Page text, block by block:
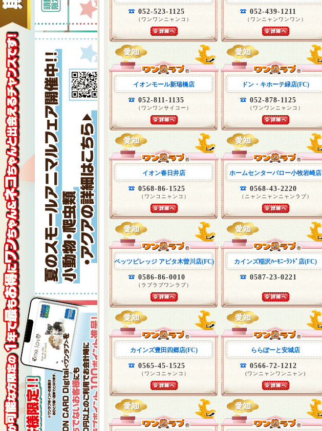
052-523-1125
（ワンワンニャンコ）
052-439-1211
（ワンニャンワンワン）
イオンモール新瑞橋店
052-811-1135
（ワンワンサイコー）
ドン・キホーテ緑店(FC)
052-878-1125
（ワンワンニャンコ）
イオン春日井店
0568-86-1525
（ワンコニャンコ）
ホームセンターバロー小牧岩崎店
0568-43-2220
（ニャンニャンニャンラブ）
ペッツビレッジ アピタ木曽川店(FC)
0586-86-0010
（ラブラブワンラブ）
カインズ稲沢ﾊｰﾓﾆｰﾗﾝﾄﾞ店(FC)
0587-23-0221
カインズ豊田四郷店(FC)
0565-45-1525
（ワンコニャンコ）
ららぽーと安城店
0566-72-1212
(ワンニャンワンニャン)